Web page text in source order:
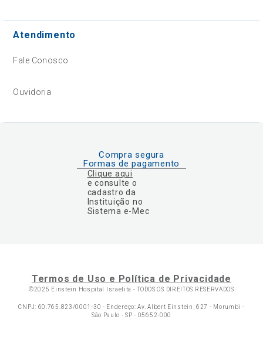
Atendimento
Fale Conosco
Ouvidoria
Compra segura
Formas de pagamento
Clique aqui
e consulte o
cadastro da
Instituição no
Sistema e-Mec
Termos de Uso e Política de Privacidade
©2025 Einstein Hospital Israelita -TODOS OS DIREITOS RESERVADOS
CNPJ: 60.765.823/0001-30 - Endereço: Av. Albert Einstein, 627 - Morumbi -
São Paulo - SP - 05652-000